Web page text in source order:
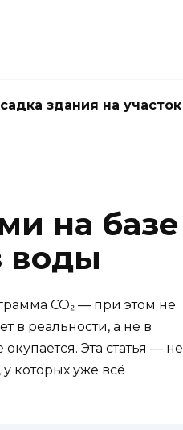
здания на участок
на базе
воды
CO₂ — при этом не
в реальности, а не в
Эта статья — не
которых уже всё